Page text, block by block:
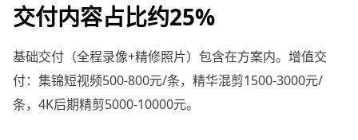
交付内容占比约25%
基础交付（全程录像+精修照片）包含在方案内。增值交
付：集锦短视频500-800元/条，精华混剪1500-3000元/
条，4K后期精剪5000-10000元。